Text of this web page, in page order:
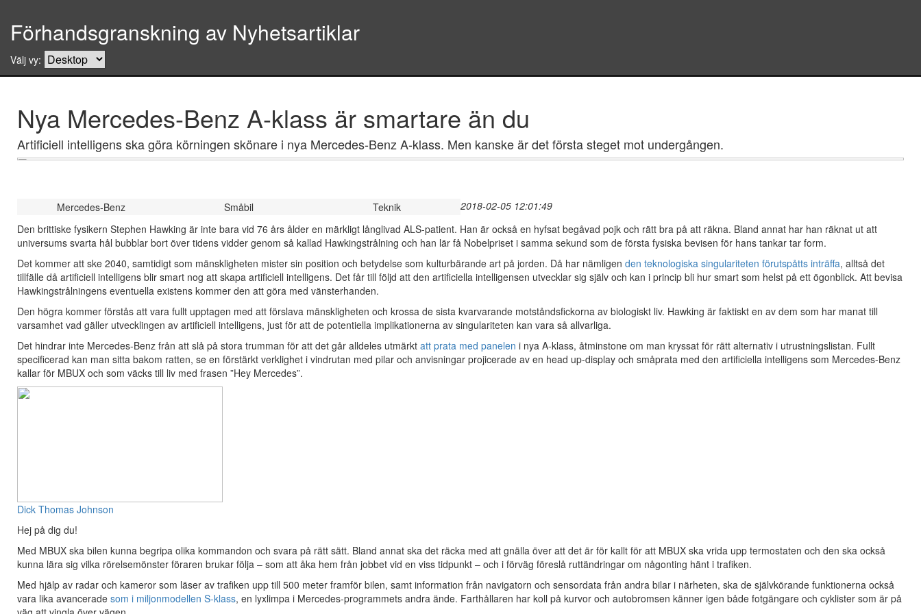
Förhandsgranskning av Nyhetsartiklar
Välj vy:
Nya Mercedes-Benz A-klass är smartare än du
Artificiell intelligens ska göra körningen skönare i nya Mercedes-Benz A-klass. Men kanske är det första steget mot undergången.
2018-02-05 12:01:49
Mercedes-Benz Småbil
Teknik
Den brittiske fysikern Stephen Hawking är inte bara vid 76 års ålder en märkligt långlivad ALS-patient. Han är också en hyfsat begåvad pojk och rätt bra på att räkna. Bland annat har han räknat ut att
universums svarta hål bubblar bort över tidens vidder genom så kallad Hawkingstrålning och han lär få Nobelpriset i samma sekund som de första fysiska bevisen för hans tankar tar form.
Det kommer att ske 2040, samtidigt som mänskligheten mister sin position och betydelse som kulturbärande art på jorden. Då har nämligen den teknologiska singulariteten förutspåtts inträffa, alltså det
tillfälle då artificiell intelligens blir smart nog att skapa artificiell intelligens. Det får till följd att den artificiella intelligensen utvecklar sig själv och kan i princip bli hur smart som helst på ett ögonblick. Att bevisa
Hawkingstrålningens eventuella existens kommer den att göra med vänsterhanden.
Den högra kommer förstås att vara fullt upptagen med att förslava mänskligheten och krossa de sista kvarvarande motståndsfickorna av biologiskt liv. Hawking är faktiskt en av dem som har manat till
varsamhet vad gäller utvecklingen av artificiell intelligens, just för att de potentiella implikationerna av singulariteten kan vara så allvarliga.
Det hindrar inte Mercedes-Benz från att slå på stora trumman för att det går alldeles utmärkt att prata med panelen i nya A-klass, åtminstone om man kryssat för rätt alternativ i utrustningslistan. Fullt
specificerad kan man sitta bakom ratten, se en förstärkt verklighet i vindrutan med pilar och anvisningar projicerade av en head up-display och småprata med den artificiella intelligens som Mercedes-Benz
kallar för MBUX och som väcks till liv med frasen ”Hey Mercedes”.
Dick Thomas Johnson
Hej på dig du!
Med MBUX ska bilen kunna begripa olika kommandon och svara på rätt sätt. Bland annat ska det räcka med att gnälla över att det är för kallt för att MBUX ska vrida upp termostaten och den ska också
kunna lära sig vilka rörelsemönster föraren brukar följa – som att åka hem från jobbet vid en viss tidpunkt – och i förväg föreslå ruttändringar om någonting hänt i trafiken.
Med hjälp av radar och kameror som läser av trafiken upp till 500 meter framför bilen, samt information från navigatorn och sensordata från andra bilar i närheten, ska de självkörande funktionerna också
vara lika avancerade som i miljonmodellen S-klass, en lyxlimpa i Mercedes-programmets andra ände. Farthållaren har koll på kurvor och autobromsen känner igen både fotgängare och cyklister som är på